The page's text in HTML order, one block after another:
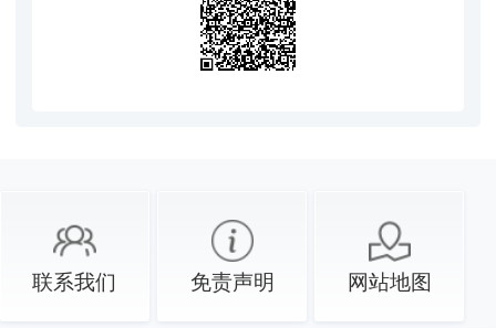
联系我们 免责声明 网站地图